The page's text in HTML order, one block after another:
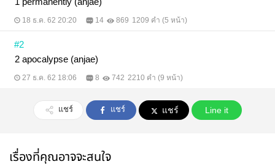
18 ธ.ค. 62 20:20 14 869 1209 คำ (5 หน้า)
#2
2 apocalypse (anjae)
27 ธ.ค. 62 18:06 8 742 2210 คำ (9 หน้า)
แชร์ แชร์ แชร์ Line it
เรื่องที่คุณอาจจะสนใจ